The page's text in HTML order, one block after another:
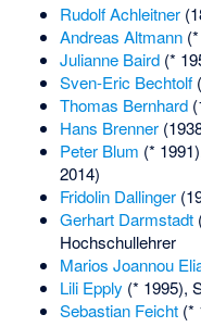
Rudolf Achleitner
Andreas Altmann(*
Julianne Baird(*
Sven-Eric Bechtolf
Thomas Bernhard
Hans Brenner
Peter Blum (*
2014)
Fridolin Dallinger
Gerhart Darmstadt
Hochschullehrer
Marios Joannou
Lili Epply (* 1995),
Sebastian Feicht(*